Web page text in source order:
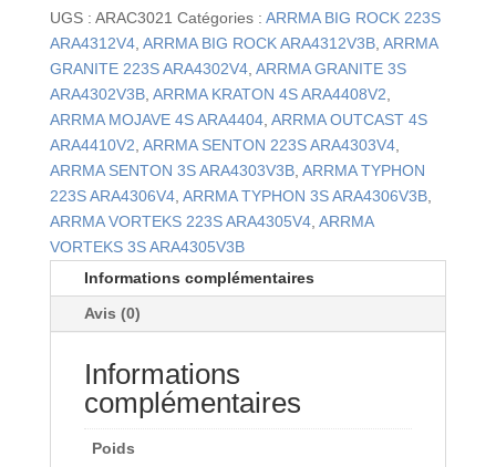
de
AR340137
Steering
Post
(2)
4x4
UGS : ARAC3021 Catégories : ARRMA BIG ROCK 223S
ARA4312V4, ARRMA BIG ROCK ARA4312V3B, ARRMA
GRANITE 223S ARA4302V4, ARRMA GRANITE 3S
ARA4302V3B, ARRMA KRATON 4S ARA4408V2
ARRMA MOJAVE 4S ARA4404, ARRMA OUTCAST 4S
ARA4410V2 ARRMA SENTON 223S ARA4303V4,
ARRMA SENTON 3S ARA4303V3B, ARRMA TYPHON
223S ARA4306V4, ARRMA TYPHON 3S ARA4306V3B,
ARRMA VORTEKS 223S ARA4305V4, ARRMA
VORTEKS 3S ARA4305V3B
Informations complémentaires
Avis (0)
Informations
complémentaires
Poids